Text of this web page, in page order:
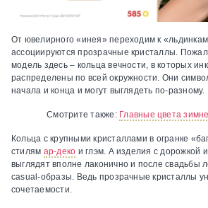
От ювелирного «инея» переходим к
ассоциируются прозрачные кристаллы.
модель здесь – кольца вечности, в которых
распределены по всей окружности. Они
начала и конца и могут выглядеть по-разному.
Смотрите также: Главные цвета
Кольца с крупными кристаллами в огранке
стилям ар-деко и глэм. А изделия с дорожкой
выглядят вполне лаконично и после свадьбы
casual-образы. Ведь прозрачные кристаллы
сочетаемости.